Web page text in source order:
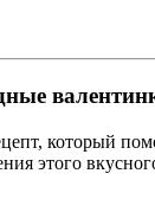
который
этого